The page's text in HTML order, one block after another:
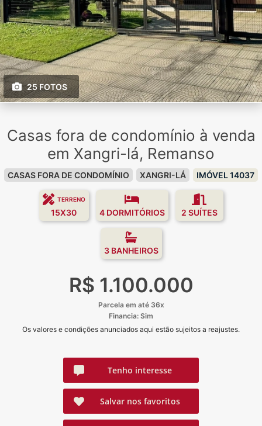
25 FOTOS
Casas fora de condomínio à venda
em Xangri-lá, Remanso
CASAS FORA DE CONDOMÍNIO XANGRI-LÁ IMÓVEL 14037
TERRENO
15X30 4 DORMITÓRIOS 2 SUÍTES
3 BANHEIROS
R$ 1.100.000
Parcela em até 36x
Financia: Sim
Os valores e condições anunciados aqui estão sujeitos a reajustes.
Tenho interesse
Salvar nos favoritos